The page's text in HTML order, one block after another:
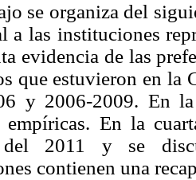
se organiza del
a las instituciones
evidencia de las
que estuvieron en la
y 2006-2009. En
empíricas. En la
2011 y se
contienen una